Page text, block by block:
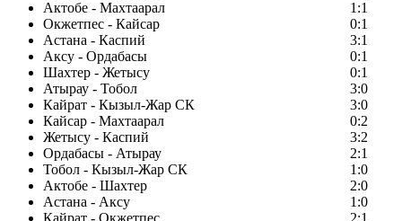
Актобе - Махтаарал
1:1
Окжетпес - Кайсар
0:1
Астана - Каспий
3:1
Аксу - Ордабасы
0:1
Шахтер - Жетысу
0:1
Атырау - Тобол
3:0
Кайрат - Кызыл-Жар СК
3:0
Кайсар - Махтаарал
0:2
Жетысу - Каспий
3:2
Ордабасы - Атырау
2:1
Тобол - Кызыл-Жар СК
1:0
Актобе - Шахтер
2:0
Астана - Аксу
1:0